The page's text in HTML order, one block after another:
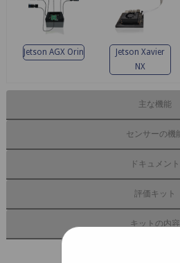
Jetson AGX Orin
Jetson Xavier
NX
主な機能
センサーの機
ドキュメント
評価キット
キットの内容